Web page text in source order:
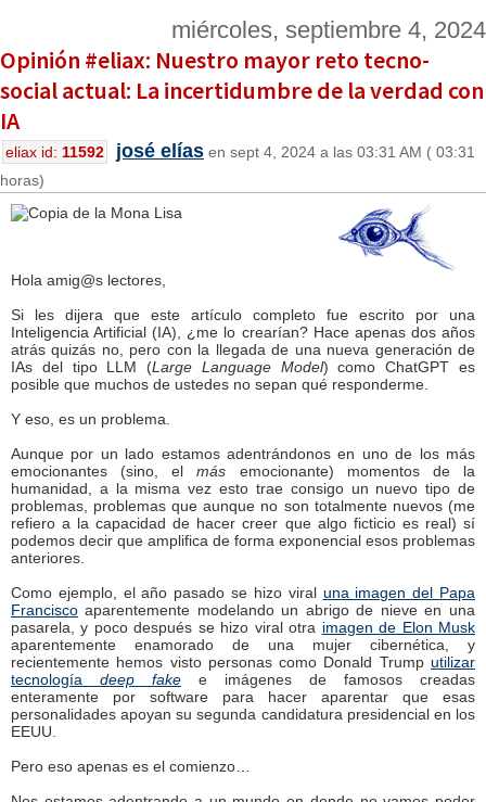
miércoles, septiembre 4, 2024
Opinión #eliax: Nuestro mayor reto tecno-
social actual: La incertidumbre de la verdad con
IA
eliax id: 11592 josé elías en sept 4, 2024 a las 03:31 AM ( 03:31
horas)
Hola amig@s lectores,
Si les dijera que este artículo completo fue escrito por una
Inteligencia Artificial (IA), ¿me lo crearían? Hace apenas dos años
atrás quizás no, pero con la llegada de una nueva generación de
IAs del tipo LLM (Large Language Model) como ChatGPT es
posible que muchos de ustedes no sepan qué responderme.
Y eso, es un problema.
Aunque por un lado estamos adentrándonos en uno de los más
emocionantes (sino, elmás emocionante) momentos de la
humanidad, a la misma vez esto trae consigo un nuevo tipo de
problemas, problemas que aunque no son totalmente nuevos (me
refiero a la capacidad de hacer creer que algo ficticio es real) sí
podemos decir que amplifica de forma exponencial esos problemas
anteriores.
Como ejemplo, el año pasado se hizo viral una imagen del Papa
Francisco aparentemente modelando un abrigo de nieve en una
pasarela, y poco después se hizo viral otra imagen de Elon Musk
aparentemente enamorado de una mujer cibernética, y
recientemente hemos visto personas como Donald Trump utilizar
tecnología deep fake e imágenes de famosos creadas
enteramente por software para hacer aparentar que esas
personalidades apoyan su segunda candidatura presidencial en los
EEUU.
Pero eso apenas es el comienzo…